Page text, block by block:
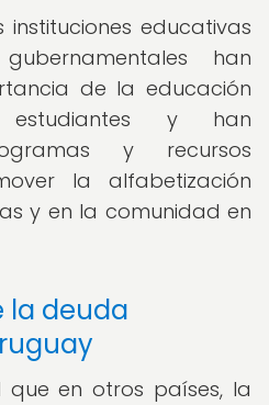
instituciones educativas
han
de la educación
y han
y recursos
la alfabetización
y en la comunidad en
la deuda
que en otros países, la